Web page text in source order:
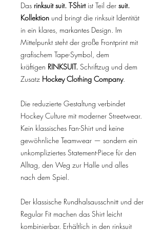
Das rinksuit suit. T-Shirtist Teil der suit.
Kollektion und bringt die rinksuit Identität
in ein klares, markantes Design. Im
Mittelpunkt steht der große Frontprint mit
grafischem Tape-Symbol, dem
kräftigen RINKSUIT. Schriftzug und dem
Zusatz Hockey Clothing Company.
Die reduzierte Gestaltung verbindet
Hockey Culture mit moderner Streetwear.
Kein klassisches Fan-Shirt und keine
gewöhnliche Teamwear — sondern ein
unkompliziertes Statement-Piece für den
Alltag, den Weg zur Halle und alles
nach dem Spiel.
Der klassische Rundhalsausschnitt und der
Regular Fit machen das Shirt leicht
kombinierbar. Erhältlich in den rinksuit